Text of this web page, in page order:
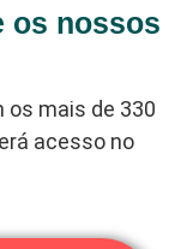
os nossos
os mais de 330
acesso no